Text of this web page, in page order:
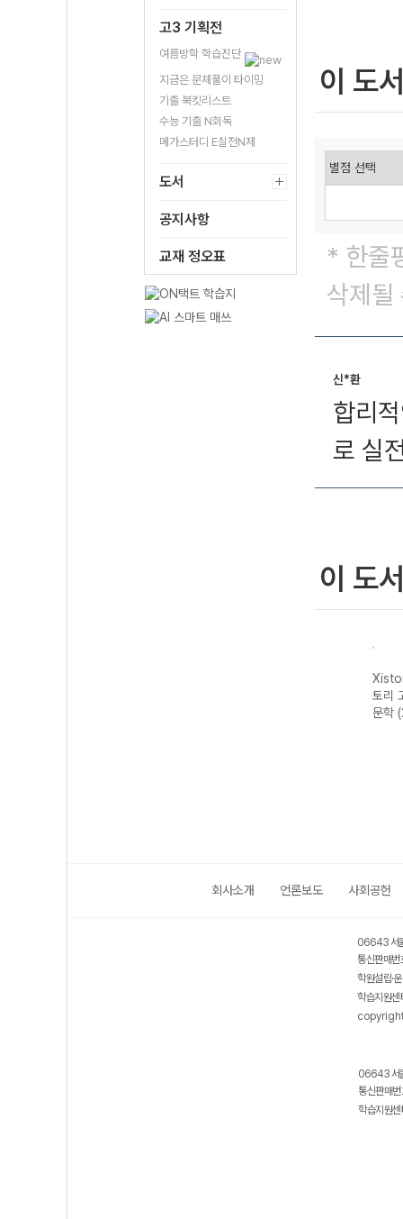
고3 기획전
여름방학 학습진단
지금은 문제풀이 타이밍
기출 북킷리스트
수능 기출 N회독
메가스터디 E실전N제
도서
공지사항
교재 정오표
이 도
* 한줄
삭제될
신*환
합리
로 실
이 도
토리
문학
회사소개 언론보도 사회공헌
06643 서
통신판매
학원설립·
학습지원
06643 서
통신판매
학습지원